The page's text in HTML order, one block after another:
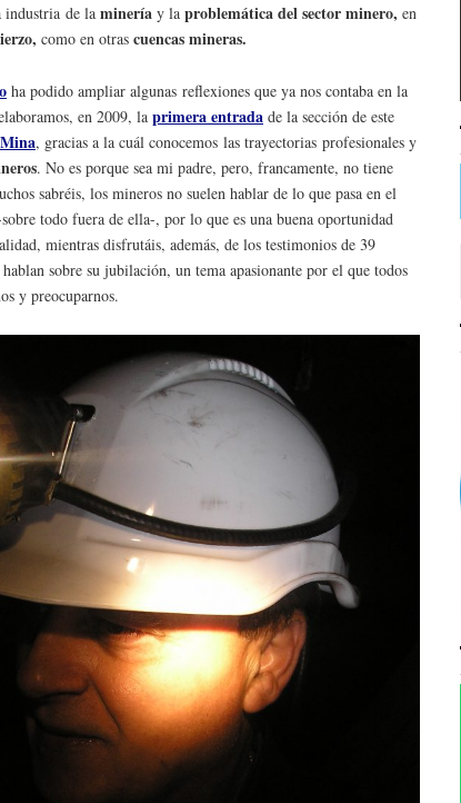
industria de la minería y la problemática del sector minero, en
como en otras cuencas mineras.
ha podido ampliar algunas reflexiones que ya nos contaba en la
en 2009, la primera entrada de la sección de este
, gracias a la cuál conocemos las trayectorias profesionales y
. No es porque sea mi padre, pero, francamente, no tiene
sabréis, los mineros no suelen hablar de lo que pasa en el
todo fuera de ella-, por lo que es una buena oportunidad
mientras disfrutáis, además, de los testimonios de 39
hablan sobre su jubilación, un tema apasionante por el que todos
y preocuparnos.